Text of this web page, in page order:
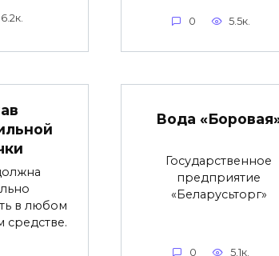
6.2к. 0 5.5к.
в любом
средстве.
Вода
Государственное
предприятие
«Беларусьторг»
0 5.1к.